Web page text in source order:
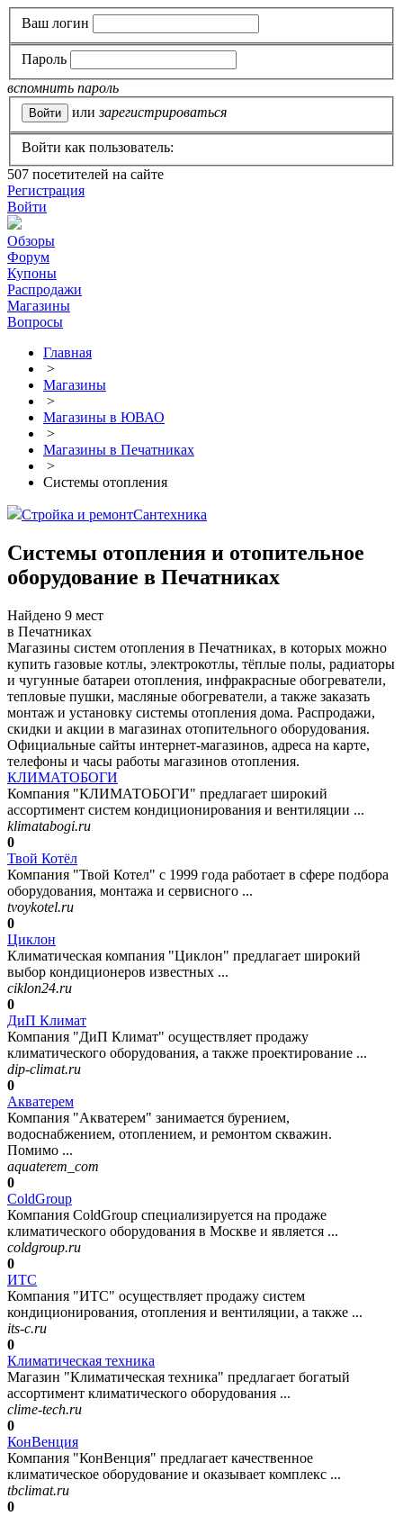
Ваш логин
Пароль
вспомнить пароль
или зарегистрироваться
Войти как пользователь:
507 посетителей на сайте
Регистрация
Войти
Обзоры
Форум
Купоны
Распродажи
Магазины
Вопросы
Главная
>
Магазины
>
Магазины в ЮВАО
>
Магазины в Печатниках
>
Системы отопления
Стройка и ремонтСантехника
Системы отопления и отопительное
оборудование в Печатниках
Найдено 9 мест
в Печатниках
Магазины систем отопления в Печатниках, в которых можно
купить газовые котлы, электрокотлы, тёплые полы, радиаторы
и чугунные батареи отопления, инфракрасные обогреватели,
тепловые пушки, масляные обогреватели, а также заказать
монтаж и установку системы отопления дома. Распродажи,
скидки и акции в магазинах отопительного оборудования.
Официальные сайты интернет-магазинов, адреса на карте,
телефоны и часы работы магазинов отопления.
КЛИМАТОБОГИ
Компания "КЛИМАТОБОГИ" предлагает широкий
ассортимент систем кондиционирования и вентиляции ...
klimatabogi.ru
0
Твой Котёл
Компания "Твой Котел" с 1999 года работает в сфере подбора
оборудования, монтажа и сервисного ...
tvoykotel.ru
0
Циклон
Климатическая компания "Циклон" предлагает широкий
выбор кондиционеров известных ...
ciklon24.ru
0
ДиП Климат
Компания "ДиП Климат" осуществляет продажу
климатического оборудования, а также проектирование ...
dip-climat.ru
0
Акватерем
Компания "Акватерем" занимается бурением,
водоснабжением, отоплением, и ремонтом скважин.
Помимо ...
aquaterem_com
0
ColdGroup
Компания ColdGroup специализируется на продаже
климатического оборудования в Москве и является ...
coldgroup.ru
0
ИТС
Компания "ИТС" осуществляет продажу систем
кондиционирования, отопления и вентиляции, а также ...
its-c.ru
0
Климатическая техника
Магазин "Климатическая техника" предлагает богатый
ассортимент климатического оборудования ...
clime-tech.ru
0
КонВенция
Компания "КонВенция" предлагает качественное
климатическое оборудование и оказывает комплекс ...
tbclimat.ru
0